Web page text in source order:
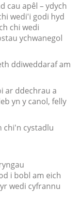
cau apêl – ydych
wedi'i godi hyd
chi wedi
ychwanegol
ddiweddaraf am
ar ddechrau a
yn y canol, felly
chi'n cystadlu
i bobl am eich
wedi cyfrannu